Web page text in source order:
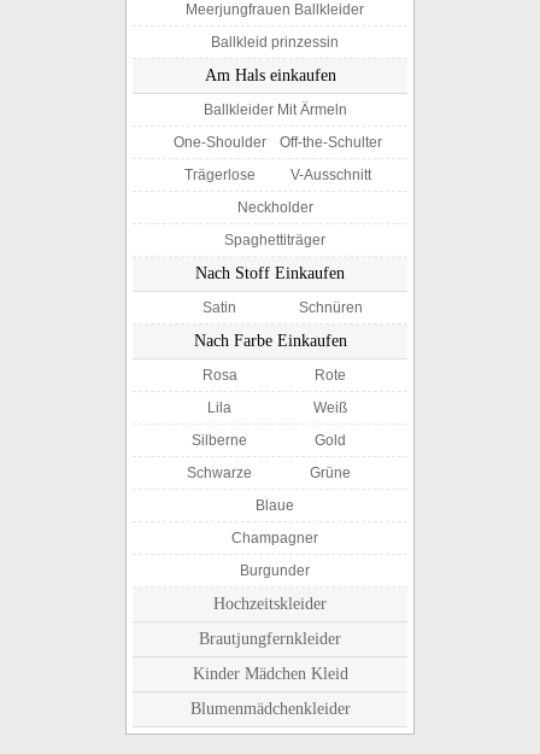
Meerjungfrauen Ballkleider
Ballkleid prinzessin
Am Hals einkaufen
Ballkleider Mit Ärmeln
One-Shoulder
Off-the-Schulter
Trägerlose
V-Ausschnitt
Neckholder
Spaghettiträger
Nach Stoff Einkaufen
Satin Schnüren
Nach Farbe Einkaufen
Rosa
Rote
Lila
Weiß
Silberne
Gold
Schwarze
Grüne
Blaue
Champagner
Burgunder
Hochzeitskleider
Brautjungfernkleider
Kinder Mädchen Kleid
Blumenmädchenkleider